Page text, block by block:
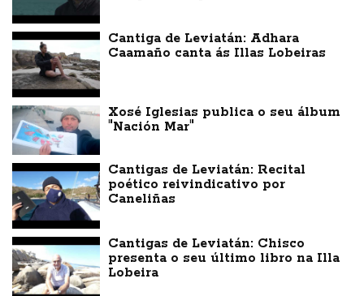
Cantiga de Leviatán: Adhara
Caamaño canta ás Illas Lobeiras
Xosé Iglesias publica o seu álbum
"Nación Mar"
Cantigas de Leviatán: Recital
poético reivindicativo por
Caneliñas
Cantigas de Leviatán: Chisco
presenta o seu último libro na Illa
Lobeira